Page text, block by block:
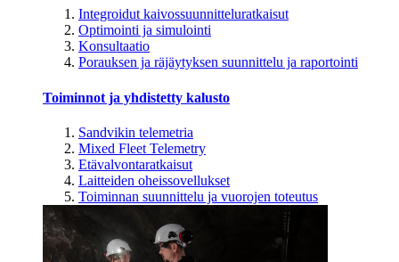
Integroidut kaivossuunnitteluratkaisut
Optimointi ja simulointi
Konsultaatio
Porauksen ja räjäytyksen suunnittelu ja raportointi
Toiminnot ja yhdistetty kalusto
Sandvikin telemetria
Mixed Fleet Telemetry
Etävalvontaratkaisut
Laitteiden oheissovellukset
Toiminnan suunnittelu ja vuorojen toteutus